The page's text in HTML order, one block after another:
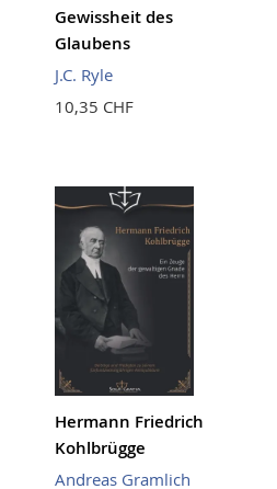
Gewissheit des
Glaubens
J.C. Ryle
10,35 CHF
Hermann Friedrich
Kohlbrügge
Andreas Gramlich